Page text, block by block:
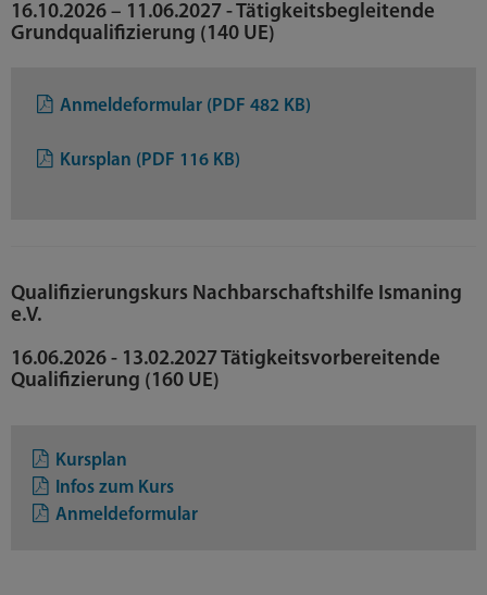
16.10.2026 – 11.06.2027 - Tätigkeitsbegleitende
Grundqualifizierung (140 UE)
Anmeldeformular (PDF 482 KB)
Kursplan (PDF 116 KB)
Qualifizierungskurs Nachbarschaftshilfe Ismaning
e.V.
16.06.2026 - 13.02.2027 Tätigkeitsvorbereitende
Qualifizierung (160 UE)
Kursplan
Infos zum Kurs
Anmeldeformular